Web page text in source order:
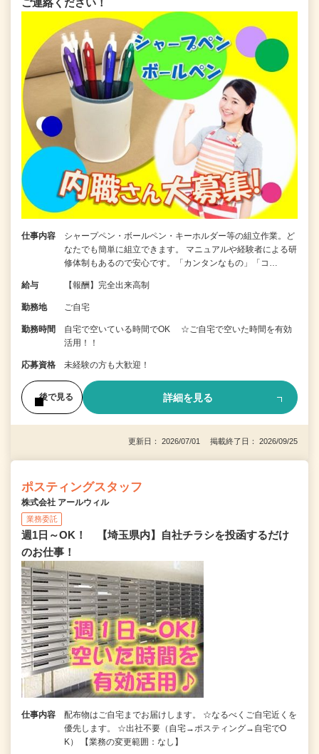
ご連絡ください！
仕事内容
シャープペン・ボールペン・キーホルダー等の組立作業。ど
なたでも簡単に組立できます。 マニュアルや経験者による研
修体制もあるので安心です。「カンタンなもの」「コ…
給与 【報酬】完全出来高制
勤務地 ご自宅
勤務時間
自宅で空いている時間でOK ☆ご自宅で空いた時間を有効
活用！！
応募資格 未経験の方も大歓迎！
後で見る 詳細を見る
更新日： 2026/07/01 掲載終了日： 2026/09/25
ポスティングスタッフ
株式会社 アールウィル
業務委託
週1日～OK！ 【埼玉県内】自社チラシを投函するだけ
のお仕事！
仕事内容
配布物はご自宅までお届けします。 ☆なるべくご自宅近くを
優先します。 ☆出社不要（自宅→ポスティング→自宅でO
K） 【業務の変更範囲：なし】